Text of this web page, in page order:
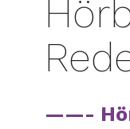
——-